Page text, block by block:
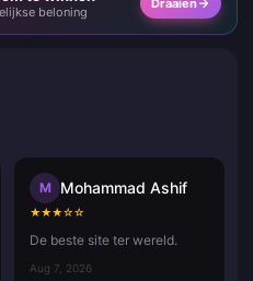
dagelijkse beloning
Draaien
M Mohammad Ashif
★★★☆☆
De beste site ter wereld.
Aug 7, 2026